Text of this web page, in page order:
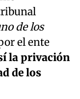
de los
el ente
la privación
de los